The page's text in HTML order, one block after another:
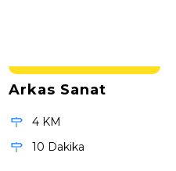
Arkas Sanat
4 KM
10 Dakika